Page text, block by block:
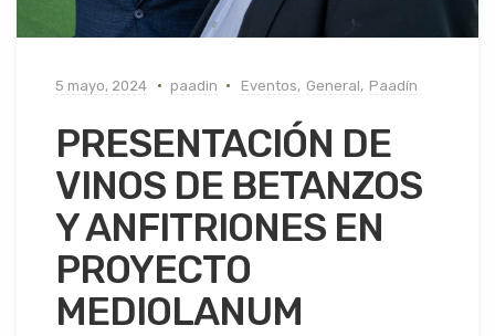
5 mayo, 2024 paadin Eventos, General, Paadín
PRESENTACIÓN DE
VINOS DE BETANZOS
Y ANFITRIONES EN
PROYECTO
MEDIOLANUM